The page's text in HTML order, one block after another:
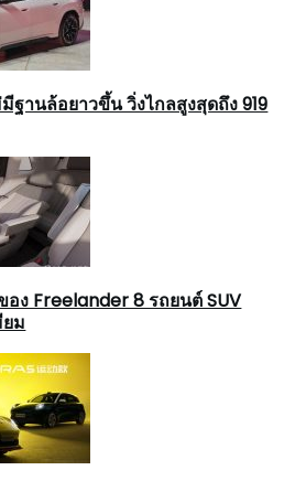
ฐานล้อยาวขึ้น วิ่งไกลสูงสุดถึง 919
อง Freelander 8 รถยนต์ SUV
ม